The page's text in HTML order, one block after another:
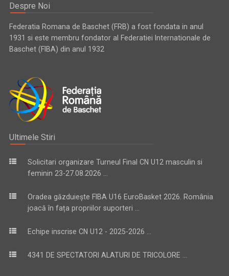
Despre Noi
Federatia Romana de Baschet (FRB) a fost fondata in anul
1931 si este membru fondator al Federatiei Internationale de
Baschet (FIBA) din anul 1932
Ultimele Stiri
Solicitari organizare Turneul Final CN U12 masculin si
feminin 23-27.08.2026 ...
Oradea găzduiește FIBA U16 EuroBasket 2026. România
joacă în fața propriilor suporteri ...
Echipe inscrise CN U12 - 2025-2026 ...
4341 DE SPECTATORI ALATURI DE TRICOLORE ...